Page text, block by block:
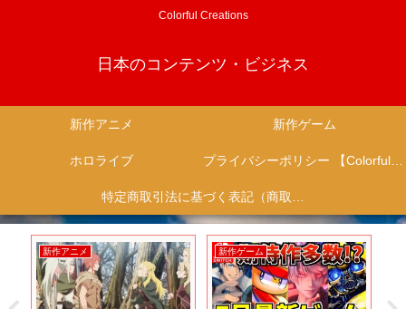
Colorful Creations
日本のコンテンツ・ビジネス
新作アニメ 新作ゲーム
ホロライブ プライバシーポリシー 【Colorful Creation】
特定商取引法に基づく表記（商取引に関する開示）
新作アニメ 新作アニメ